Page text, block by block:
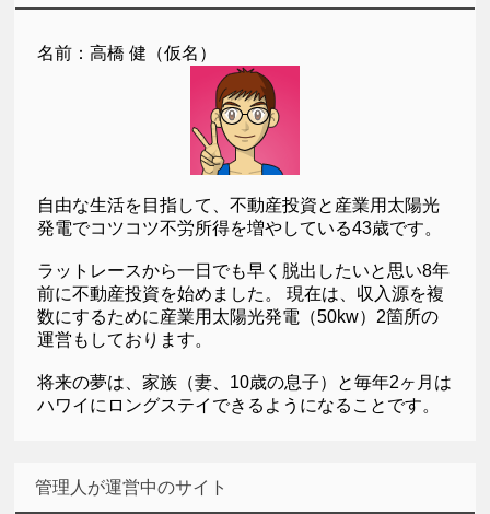
名前：高橋 健（仮名）
自由な生活を目指して、不動産投資と産業用太陽光
発電でコツコツ不労所得を増やしている43歳です。
ラットレースから一日でも早く脱出したいと思い8年
前に不動産投資を始めました。 現在は、収入源を複
数にするために産業用太陽光発電（50kw）2箇所の
運営もしております。
将来の夢は、家族（妻、10歳の息子）と毎年2ヶ月は
ハワイにロングステイできるようになることです。
管理人が運営中のサイト